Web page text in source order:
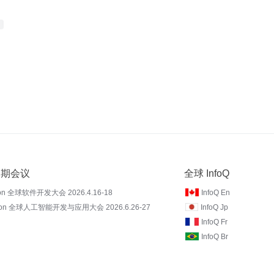
会议
全球软件开发大会 2026.4.16-18
全球人工智能开发与应用大会 2026.6.26-27
全球 InfoQ
InfoQ En
InfoQ Jp
InfoQ Fr
InfoQ Br